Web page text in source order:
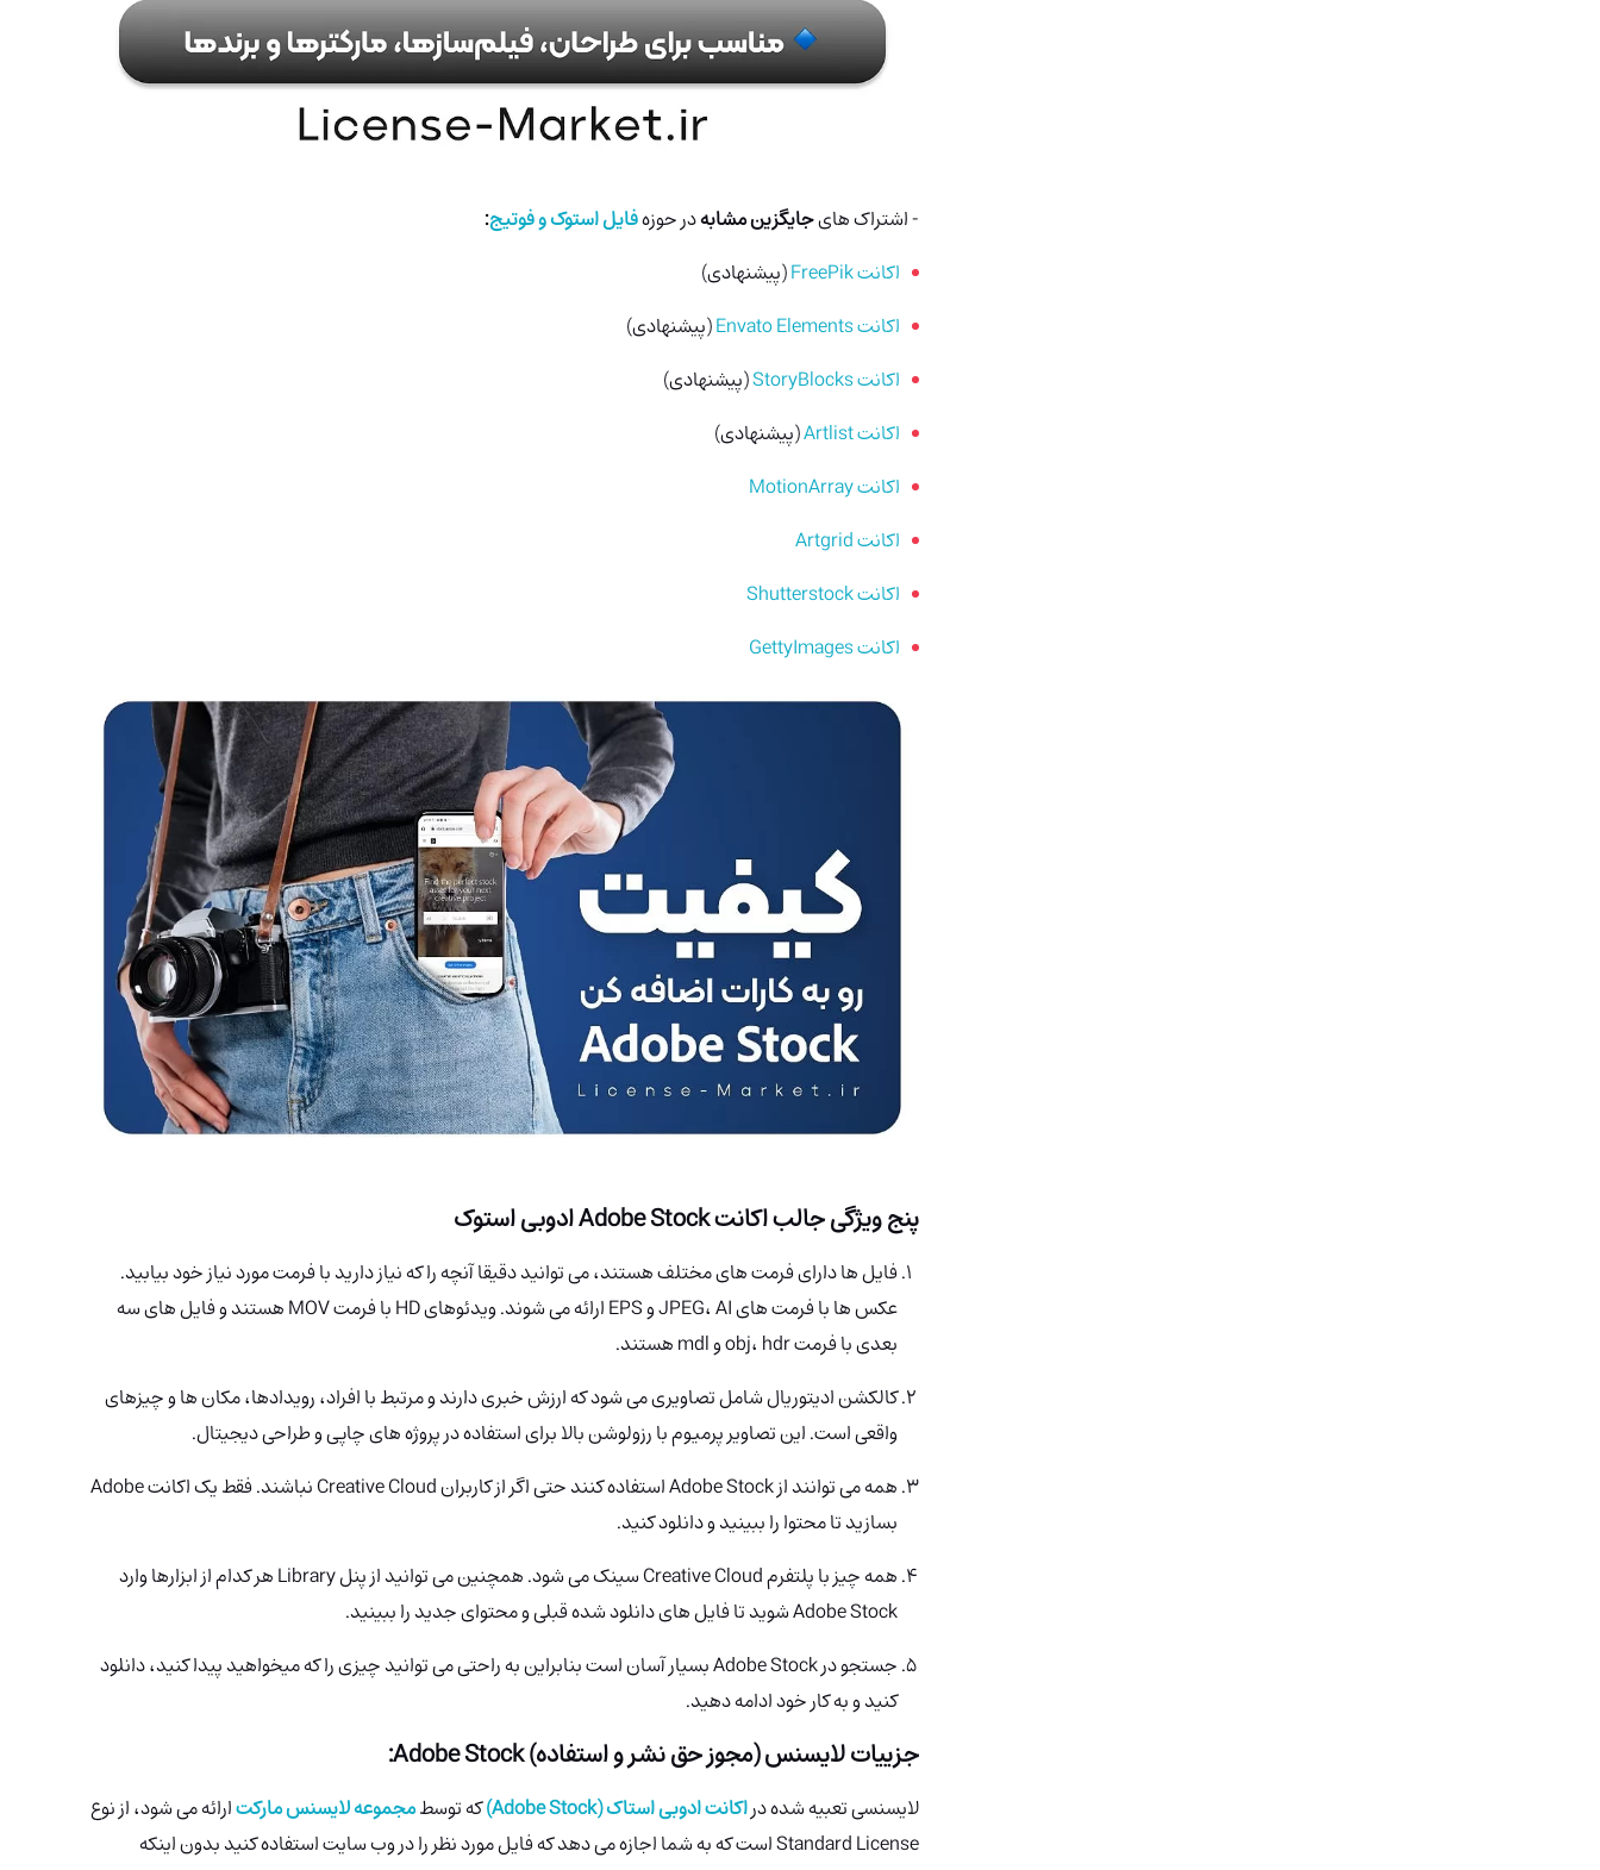
- اشتراک هایجایگزین مشابهدر حوزهفایل استوک و فوتیج:
اکانت FreePik
(پیشنهادی)
اکانت Envato Elements
(پیشنهادی)
اکانت StoryBlocks
(پیشنهادی)
اکانت Artlist
(پیشنهادی)
اکانت MotionArray
اکانت Artgrid
اکانت Shutterstock
اکانت GettyImages
پنج ویژگی جالب اکانت Adobe Stock ادوبی استوک
فایل ها دارای فرمت های مختلف هستند، می توانید دقیقا آنچه را که نیاز دارید با فرمت مورد نیاز خود بیابید.
عکس ها با فرمت های JPEG، AI و EPS ارائه می شوند. ویدئوهای HD با فرمت MOV هستند و فایل های سه
بعدی با فرمت obj، hdr و mdl هستند.
کالکشن ادیتوریال شامل تصاویری می شود که ارزش خبری دارند و مرتبط با افراد، رویدادها، مکان ها و چیزهای
واقعی است. این تصاویر پرمیوم با رزولوشن بالا برای استفاده در پروژه های چاپی و طراحی دیجیتال.
همه می توانند از Adobe Stock استفاده کنند حتی اگر از کاربران Creative Cloud نباشند. فقط یک اکانت Adobe
بسازید تا محتوا را ببینید و دانلود کنید.
همه چیز با پلتفرم Creative Cloud سینک می شود. همچنین می توانید از پنل Library هر کدام از ابزارها وارد
Adobe Stock شوید تا فایل های دانلود شده قبلی و محتوای جدید را ببینید.
جستجو در Adobe Stock بسیار آسان است بنابراین به راحتی می توانید چیزی را که میخواهید پیدا کنید، دانلود
کنید و به کار خود ادامه دهید.
جزییات لایسنس (مجوز حق نشر و استفاده) Adobe Stock:
لایسنسی تعبیه شده دراکانت ادوبی استاک (Adobe Stock) که توسطمجموعه لایسنس مارکتارائه می شود، از نوع
Standard License است که به شما اجازه می دهد که فایل مورد نظر را در وب سایت استفاده کنید بدون اینکه